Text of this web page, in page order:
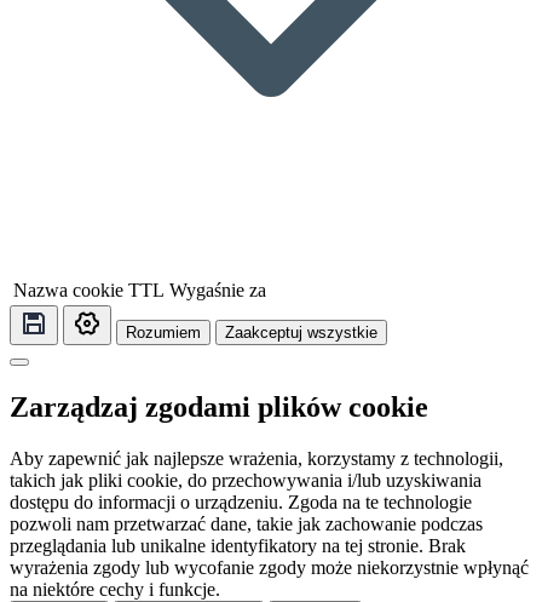
Nazwa cookie TTL Wygaśnie za
Rozumiem Zaakceptuj wszystkie
Zarządzaj zgodami plików cookie
Aby zapewnić jak najlepsze wrażenia, korzystamy z technologii,
takich jak pliki cookie, do przechowywania i/lub uzyskiwania
dostępu do informacji o urządzeniu. Zgoda na te technologie
pozwoli nam przetwarzać dane, takie jak zachowanie podczas
przeglądania lub unikalne identyfikatory na tej stronie. Brak
wyrażenia zgody lub wycofanie zgody może niekorzystnie wpłynąć
na niektóre cechy i funkcje.